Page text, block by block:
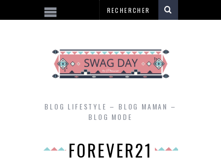
BLOG LIFESTYLE – BLOG MAMAN –
BLOG MODE
FOREVER21